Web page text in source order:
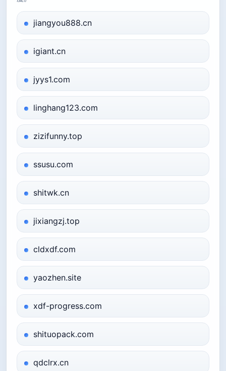
jiangyou888.cn
igiant.cn
jyys1.com
linghang123.com
zizifunny.top
ssusu.com
shitwk.cn
jixiangzj.top
cldxdf.com
yaozhen.site
xdf-progress.com
shituopack.com
qdclrx.cn